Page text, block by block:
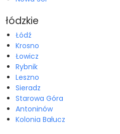
łódzkie
Łódź
Krosno
Łowicz
Rybnik
Leszno
Sieradz
Starowa Góra
Antoninów
Kolonia Bałucz